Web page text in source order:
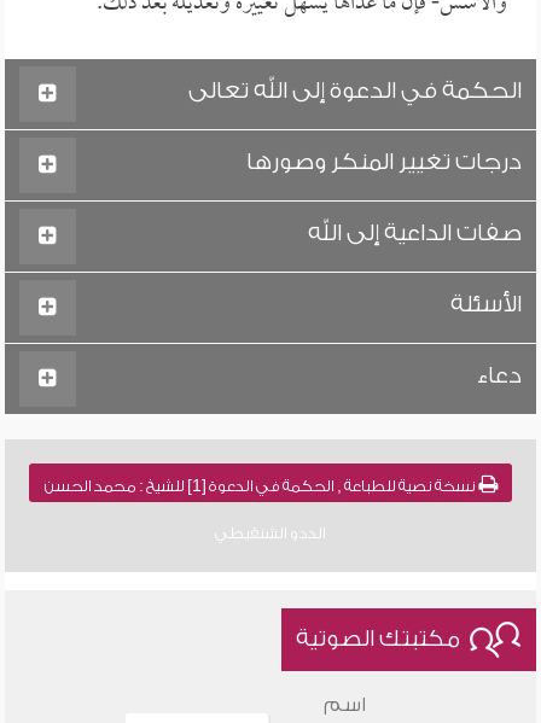
الحكمة في الدعوة إلى الله تعالى
درجات تغيير المنكر وصورها
صفات الداعية إلى الله
الأسئلة
دعاء
نسخة نصية للطباعة , الحكمة في الدعوة [1] للشيخ : محمد الحسن
الددو الشنقيطي
مكتبتك الصوتية
اسم